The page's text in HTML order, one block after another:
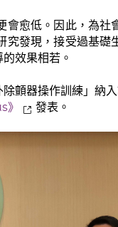
愈低。因此，為社
發現，接受過基礎
效果相若。
顫器操作訓練」納
》 發表。